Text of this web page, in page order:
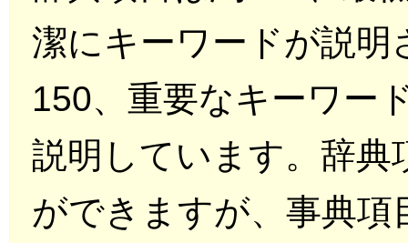
潔にキーワードが説明
150、重要なキーワー
説明しています。辞
ができますが、事典